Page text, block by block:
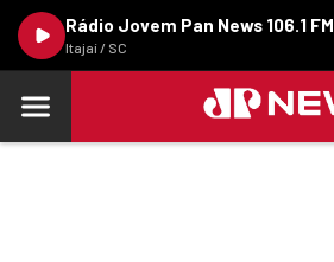
Rádio Jovem Pan News 106.1 FM
Itajaí / SC